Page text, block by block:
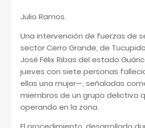
Julio Ramos.
Una intervención de fuerzas de
sector Cerro Grande, de
José Félix Ribas del estado
jueves con siete personas
ellas una mujer—, señaladas
miembros de un grupo delictivo
operando en la zona.